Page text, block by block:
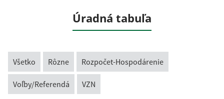
Úradná tabuľa
Všetko Rôzne Rozpočet-Hospodárenie
Voľby/Referendá VZN